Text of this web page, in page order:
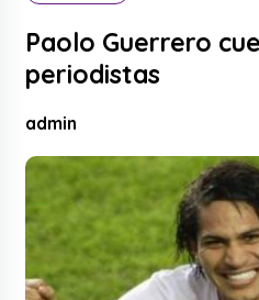
Paolo Guerrero
periodistas
admin